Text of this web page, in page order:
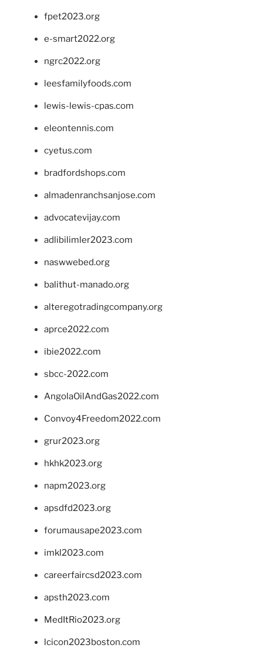
fpet2023.org
e-smart2022.org
ngrc2022.org
leesfamilyfoods.com
lewis-lewis-cpas.com
eleontennis.com
cyetus.com
bradfordshops.com
almadenranchsanjose.com
advocatevijay.com
adlibilimler2023.com
naswwebed.org
balithut-manado.org
alteregotradingcompany.org
aprce2022.com
ibie2022.com
sbcc-2022.com
AngolaOilAndGas2022.com
Convoy4Freedom2022.com
grur2023.org
hkhk2023.org
napm2023.org
apsdfd2023.org
forumausape2023.com
imkl2023.com
careerfaircsd2023.com
apsth2023.com
MedItRio2023.org
lcicon2023boston.com